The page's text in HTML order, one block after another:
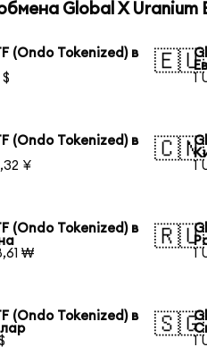
Global X Uranium
(Ondo Tokenized) в
🇪🇺
1
(Ondo Tokenized) в
¥
🇨🇳
1
(Ondo Tokenized) в
₩
🇷🇺
1
(Ondo Tokenized) в
🇸🇬
1